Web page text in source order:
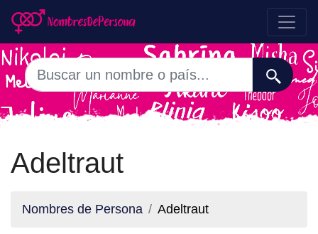
Adeltraut
Nombres de Persona Adeltraut